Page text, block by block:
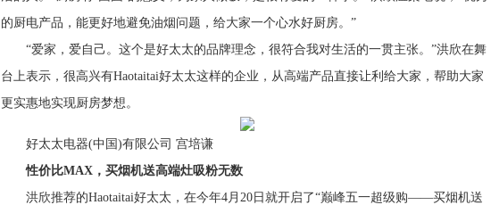
的厨电产品，能更好地避免油烟问题，给大家一个心水好厨房。”
“爱家，爱自己。这个是好太太的品牌理念，很符合我对生活的一贯主张。”洪欣在舞
台上表示，很高兴有Haotaitai好太太这样的企业，从高端产品直接让利给大家，帮助大家
更实惠地实现厨房梦想。
好太太电器(中国)有限公司 宫培谦
性价比MAX，买烟机送高端灶吸粉无数
洪欣推荐的Haotaitai好太太，在今年4月20日就开启了“巅峰五一超级购——买烟机送